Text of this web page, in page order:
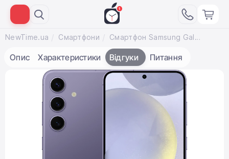
NewTime.ua Смартфони Смартфон Samsung Galaxy S24 8/128GB - Cobalt Violet (SM-S921BZVD)
Опис Характеристики Відгуки Питання